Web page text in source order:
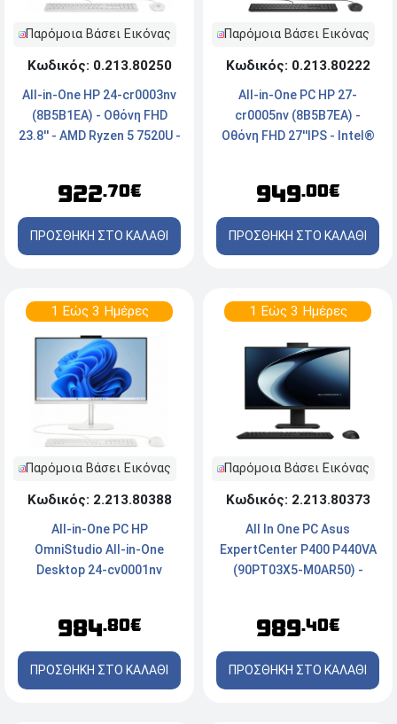
Παρόμοια Βάσει Εικόνας
Κωδικός: 0.213.80250
All-in-One HP 24-cr0003nv
(8B5B1EA) - Οθόνη FHD
23.8'' - AMD Ryzen 5 7520U -
922.70€
ΠΡΟΣΘΗΚΗ ΣΤΟ ΚΑΛΑΘΙ
Παρόμοια Βάσει Εικόνας
Κωδικός: 0.213.80222
All-in-One PC HP 27-
cr0005nv (8B5B7EA) -
Οθόνη FHD 27''ΙPS - Intel®
Windows 11 Home
949.00€
ΠΡΟΣΘΗΚΗ ΣΤΟ ΚΑΛΑΘΙ
1 Εώς 3 Ημέρες
Παρόμοια Βάσει Εικόνας
Κωδικός: 2.213.80388
All-in-One PC HP
OmniStudio All-in-One
Desktop 24-cv0001nv
5 220 - 12GB RAM - 512GB
NVMe M.2 SSD - Windows
11 Home - White
984.80€
ΠΡΟΣΘΗΚΗ ΣΤΟ ΚΑΛΑΘΙ
1 Εώς 3 Ημέρες
Παρόμοια Βάσει Εικόνας
Κωδικός: 2.213.80373
All In One PC Asus
ExpertCenter P400 P440VA
(90PT03X5-M0AR50) -
512GB SSD NVMe - Webcam
- FreeDOS
989.40€
ΠΡΟΣΘΗΚΗ ΣΤΟ ΚΑΛΑΘΙ